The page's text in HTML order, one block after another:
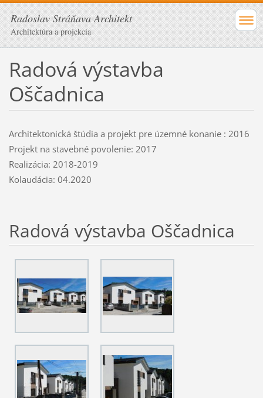
Radoslav Stráňava Architekt
Architektúra a projekcia
Radová výstavba
Oščadnica
Architektonická štúdia a projekt pre územné konanie : 2016
Projekt na stavebné povolenie: 2017
Realizácia: 2018-2019
Kolaudácia: 04.2020
Radová výstavba Oščadnica